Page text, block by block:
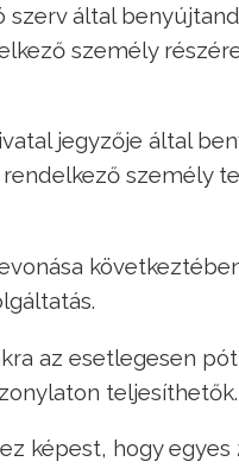
szerv által
személy
jegyzője által
személy
az esetlegesen
teljesíthetők.
képest, hogy